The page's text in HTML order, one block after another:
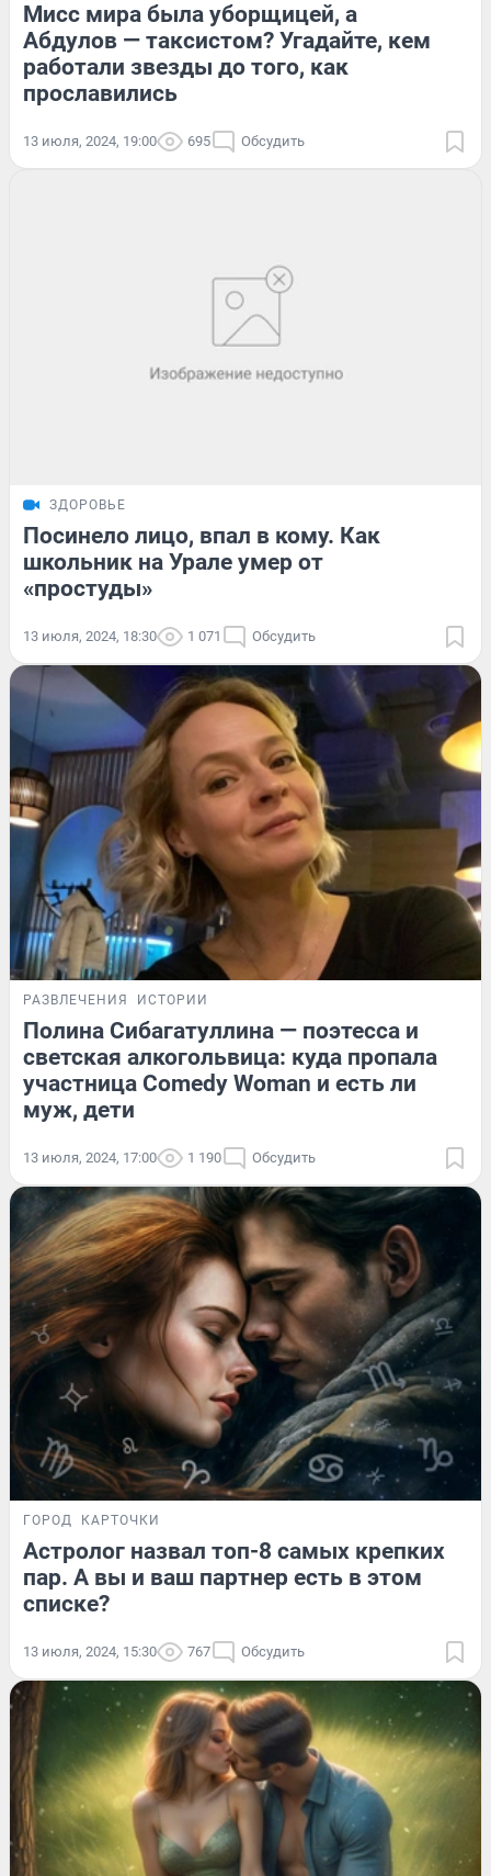
Мисс мира была уборщицей, а
Абдулов — таксистом? Угадайте, кем
работали звезды до того, как
прославились
13 июля, 2024, 19:00 695 Обсудить
ЗДОРОВЬЕ
Посинело лицо, впал в кому. Как
школьник на Урале умер от
«простуды»
13 июля, 2024, 18:30 1 071 Обсудить
РАЗВЛЕЧЕНИЯ ИСТОРИИ
Полина Сибагатуллина — поэтесса и
светская алкогольвица: куда пропала
участница Comedy Woman и есть ли
муж, дети
13 июля, 2024, 17:00 1 190 Обсудить
ГОРОД КАРТОЧКИ
Астролог назвал топ-8 самых крепких
пар. А вы и ваш партнер есть в этом
списке?
13 июля, 2024, 15:30 767 Обсудить